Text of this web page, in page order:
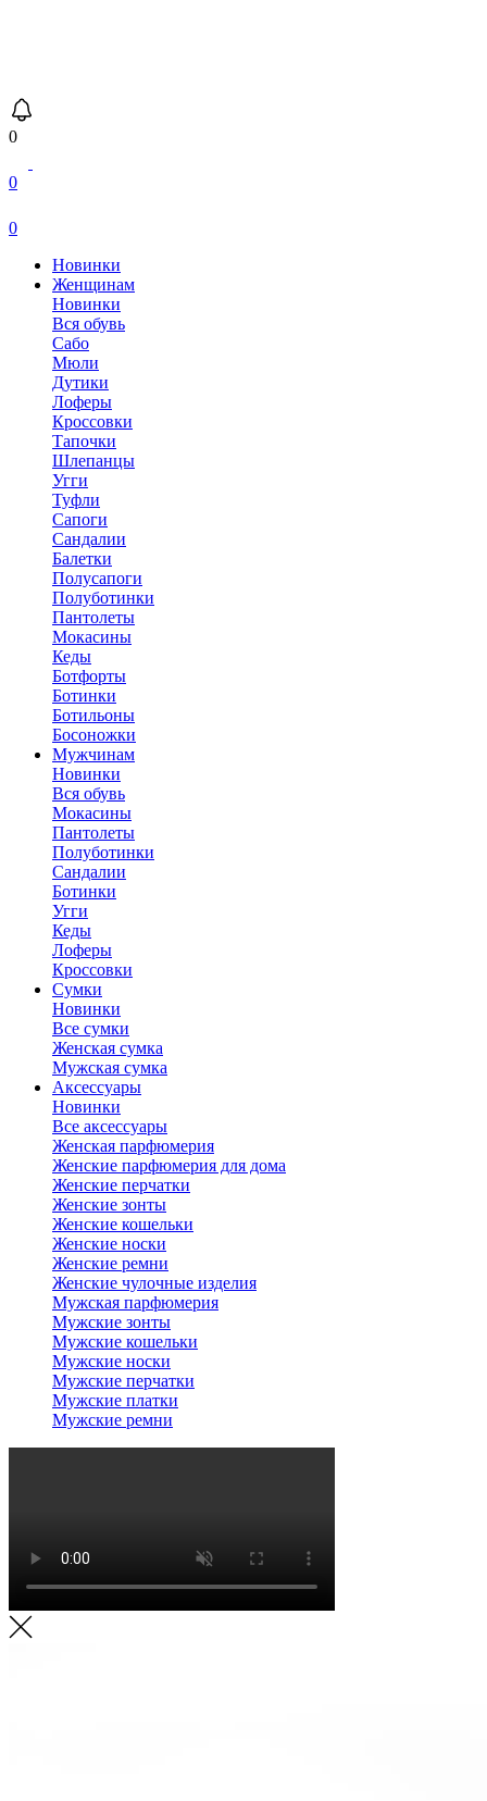
0
0
0
Новинки
Женщинам
Новинки
Вся обувь
Сабо
Мюли
Дутики
Лоферы
Кроссовки
Тапочки
Шлепанцы
Угги
Туфли
Сапоги
Сандалии
Балетки
Полусапоги
Полуботинки
Пантолеты
Мокасины
Кеды
Ботфорты
Ботинки
Ботильоны
Босоножки
Мужчинам
Новинки
Вся обувь
Мокасины
Пантолеты
Полуботинки
Сандалии
Ботинки
Угги
Кеды
Лоферы
Кроссовки
Сумки
Новинки
Все сумки
Женская сумка
Мужская сумка
Аксессуары
Новинки
Все аксессуары
Женская парфюмерия
Женские парфюмерия для дома
Женские перчатки
Женские зонты
Женские кошельки
Женские носки
Женские ремни
Женские чулочные изделия
Мужская парфюмерия
Мужские зонты
Мужские кошельки
Мужские носки
Мужские перчатки
Мужские платки
Мужские ремни